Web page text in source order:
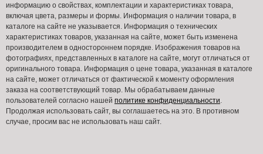
информацию о свойствах, комплектации и характеристиках товара,
включая цвета, размеры и формы. Информация о наличии товара, в
каталоге на сайте не указывается. Информация о технических
характеристиках товаров, указанная на сайте, может быть изменена
производителем в одностороннем порядке. Изображения товаров на
фотографиях, представленных в каталоге на сайте, могут отличаться от
оригинального товара. Информация о цене товара, указанная в каталоге
на сайте, может отличаться от фактической к моменту оформления
заказа на соответствующий товар. Мы обрабатываем данные
пользователей согласно нашей политике конфиденциальности.
Продолжая использовать сайт, вы соглашаетесь на это. В противном
случае, просим вас не использовать наш сайт.